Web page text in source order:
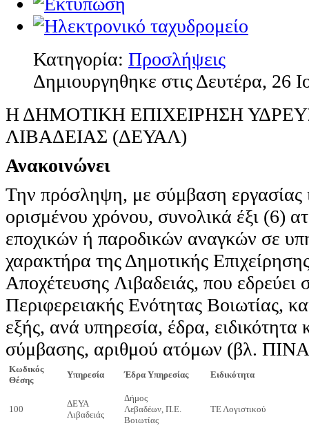
Κατηγορία: Προσλήψεις
Δημιουργηθηκε στις Δευτέρα, 26
Η ΔΗΜΟΤΙΚΗ ΕΠΙΧΕΙΡΗΣΗ
ΛΙΒΑΔΕΙΑΣ (ΔΕΥΑΛ)
Ανακοινώνει
Την πρόσληψη, με σύμβαση εργασίας
ορισμένου χρόνου, συνολικά έξι (6)
εποχικών ή παροδικών αναγκών σε
χαρακτήρα της Δημοτικής
Αποχέτευσης Λιβαδειάς, που εδρεύει
Περιφερειακής Ενότητας Βοιωτίας,
εξής, ανά υπηρεσία, έδρα, ειδικότητα
σύμβασης, αριθμού ατόμων (βλ.
Κωδικός
Θέσης
Υπηρεσία Έδρα Υπηρεσίας Ειδικότητα
100
ΔΕΥΑ
Λιβαδειάς
Δήμος
Λεβαδέων, Π.Ε.
Βοιωτίας
ΤΕ Λογιστικού